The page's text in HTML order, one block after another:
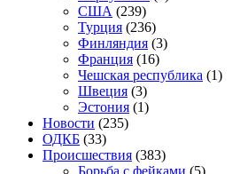
США (239)
Турция (236)
Финляндия (3)
Франция (16)
Чешская республика (1)
Швеция (3)
Эстония (1)
Новости (235)
ОДКБ (33)
Происшествия (383)